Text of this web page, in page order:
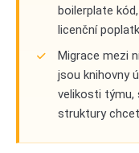
boilerplate
licenční
Migrace mezi
jsou knihovny
velikosti
struktury